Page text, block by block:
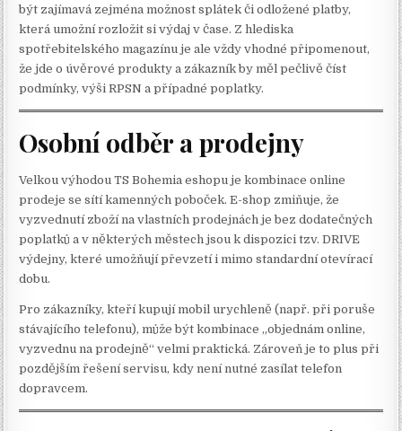
být zajímavá zejména možnost splátek či odložené platby,
která umožní rozložit si výdaj v čase. Z hlediska
spotřebitelského magazínu je ale vždy vhodné připomenout,
že jde o úvěrové produkty a zákazník by měl pečlivě číst
podmínky, výši RPSN a případné poplatky.
Osobní odběr a prodejny
Velkou výhodou TS Bohemia eshopu je kombinace online
prodeje se sítí kamenných poboček. E-shop zmiňuje, že
vyzvednutí zboží na vlastních prodejnách je bez dodatečných
poplatků a v některých městech jsou k dispozici tzv. DRIVE
výdejny, které umožňují převzetí i mimo standardní otevírací
dobu.
Pro zákazníky, kteří kupují mobil urychleně (např. při poruše
stávajícího telefonu), může být kombinace „objednám online,
vyzvednu na prodejně“ velmi praktická. Zároveň je to plus při
pozdějším řešení servisu, kdy není nutné zasílat telefon
dopravcem.